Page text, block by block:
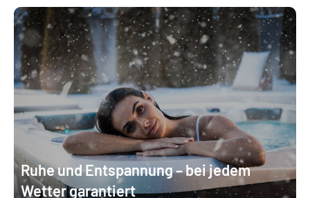
Ruhe und Entspannung – bei jedem
Wetter garantiert